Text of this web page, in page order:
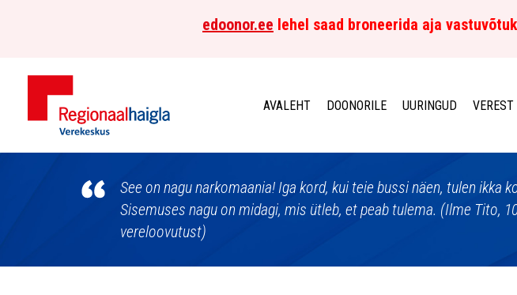
edoonor.ee lehel saad broneerida aja
Põhja-
Regionaalhaigla
Verekeskus
AVALEHT DOONORILE UURINGUD VEREST
See on nagu narkomaania! Iga kord, kui teie bussi näen, tulen ikka
Sisemuses nagu on midagi, mis ütleb, et peab tulema. (Ilme Tito,
vereloovutust)